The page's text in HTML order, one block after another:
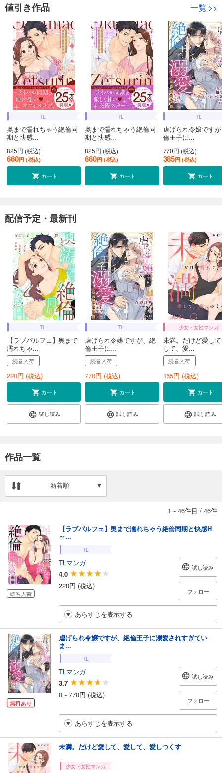
値引き作品 一覧 >>
TL
奥まで濡れちゃう絶倫同
期と快感...
825円 (税込)
660円 (税込)
カート
TL
奥まで濡れちゃう絶倫同
期と快感...
825円 (税込)
660円 (税込)
カート
TL
虐げられ令嬢です
倫王子に...
770円 (税込)
385円 (税込)
カート
配信予定・最新刊
TL
【ラブパルフェ】奥まで
濡れちゃ...
続巻入荷
220円 (税込)
カート
試し読み
TL
虐げられ令嬢ですが、絶
倫王子に...
続巻入荷
770円 (税込)
カート
試し読み
少女・女性マンガ
未満。だけど愛し
して、愛...
続巻入荷
165円 (税込)
カート
試し読み
作品一覧
新着順
1～46件目 / 46件
続巻入荷
【ラブパルフェ】奥まで濡れちゃう絶倫同期と快感H
～...
TL
TLマンガ
4.0
220円 (税込)
試し読み
フォロー
あらすじを表示する
無料あり
虐げられ令嬢ですが、絶倫王子に溺愛されすぎてい
ま...
TL
TLマンガ
3.7
0～770円 (税込)
試し読み
フォロー
あらすじを表示する
未満。だけど愛して、愛して、愛しつくす
少女・女性マンガ